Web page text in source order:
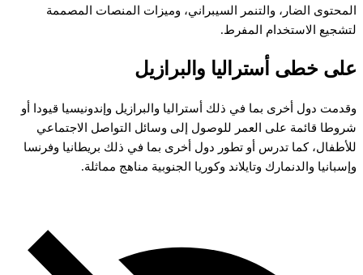
المحتوى الضار، والتنمر السيبراني، وميزات المنصات المصممة
لتشجيع الاستخدام المفرط.
على خطى أستراليا والبرازيل
وقدمت دول أخرى بما في ذلك أستراليا والبرازيل وإندونيسيا قيودا
شروطا قائمة على العمر للوصول إلى وسائل التواصل الاجتماعي
للأطفال، كما تدرس أو تطور دول أخرى بما في ذلك بريطانيا وفرنسا
وإسبانيا والدنمارك وتايلاند وكوريا الجنوبية مناهج مماثلة.